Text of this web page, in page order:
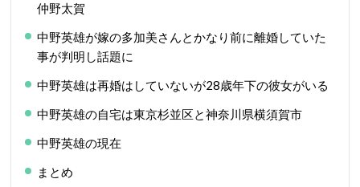
仲野太賀
中野英雄が嫁の多加美さんとかなり前に離婚していた
事が判明し話題に
中野英雄は再婚はしていないが28歳年下の彼女がいる
中野英雄の自宅は東京杉並区と神奈川県横須賀市
中野英雄の現在
まとめ